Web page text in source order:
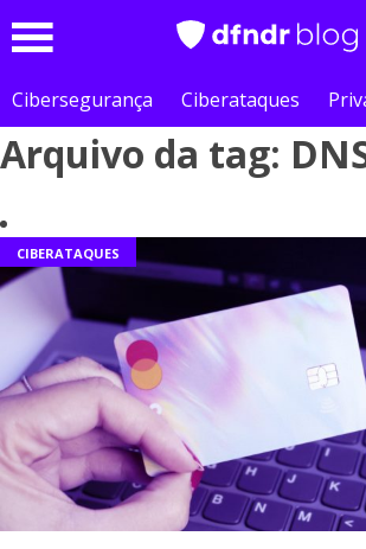
Cibersegurança
Ciberataques
Arquivo da tag:
CIBERATAQUES